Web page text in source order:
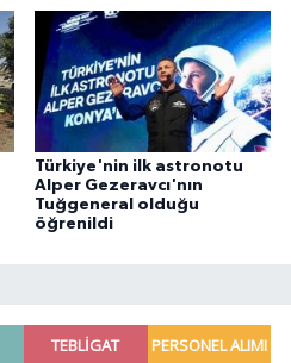
Türkiye'nin ilk astronotu
Alper Gezeravcı'nın
Tuğgeneral olduğu
öğrenildi